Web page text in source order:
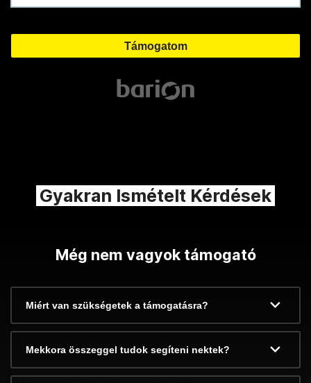
Gyakran Ismételt Kérdések
Még nem vagyok támogató
Miért van szükségetek a támogatásra?
Mekkora összeggel tudok segíteni nektek?